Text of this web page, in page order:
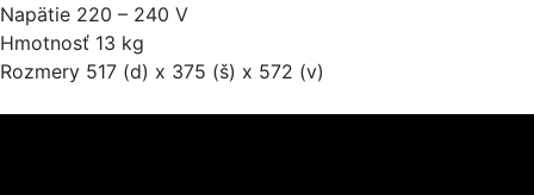
Napätie 220 – 240 V
Hmotnosť 13 kg
Rozmery 517 (d) x 375 (š) x 572 (v)